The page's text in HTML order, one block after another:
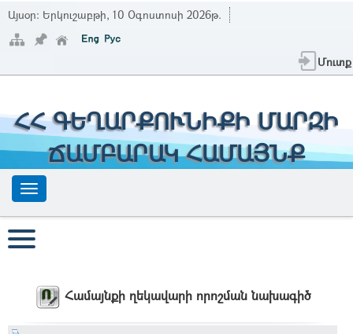
Այսօր: Երկուշաբթի, 10 Օգոստոսի 2026թ.
Մուտք
ՀՀ ԳԵՂԱՐՔՈՒՆԻՔԻ ՄԱՐԶԻ
ՃԱՄԲԱՐԱԿ ՀԱՄԱՅՆՔ
Համայնքի ղեկավարի որոշման նախագիծ